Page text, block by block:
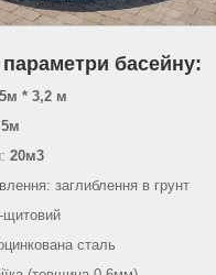
басейну:
* 3,2 м
20м3
заглиблення в грунт
щитовий
сталь